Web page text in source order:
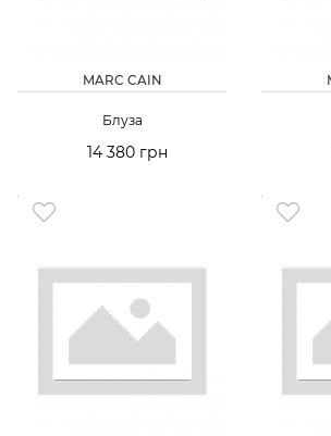
MARC CAIN
Блуза
14 380 грн